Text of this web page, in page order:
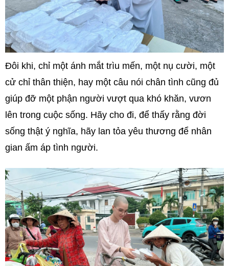
Đôi khi, chỉ một ánh mắt trìu mến, một nụ cười, một
cử chỉ thân thiện, hay một câu nói chân tình cũng đủ
giúp đỡ một phận người vượt qua khó khăn, vươn
lên trong cuộc sống. Hãy cho đi, để thấy rằng đời
sống thật ý nghĩa, hãy lan tỏa yêu thương để nhân
gian ấm áp tình người.